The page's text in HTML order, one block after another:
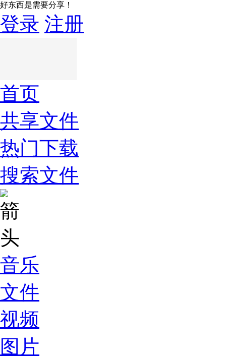
好东西是需要分享！
登录 注册
首页
共享文件
热门下载
搜索文件
音乐
文件
视频
图片